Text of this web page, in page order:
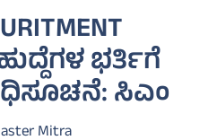
ಭರ್ತಿಗೆ
ಸಿಎಂ
Mitra